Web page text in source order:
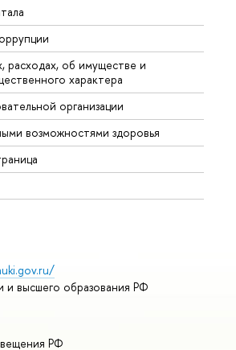
расходах, об имуществе и
характера
организации
возможностями здоровья
и высшего образования РФ
РФ